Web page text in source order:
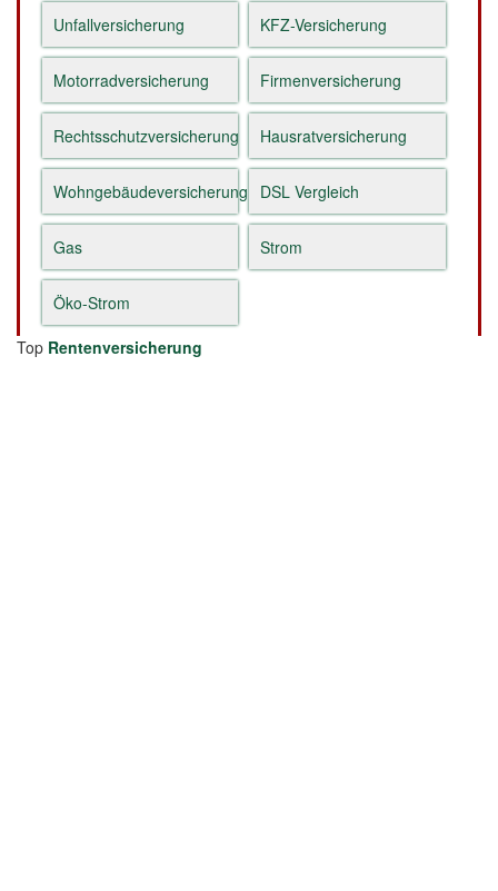
Unfallversicherung KFZ-Versicherung
Motorradversicherung Firmenversicherung
Rechtsschutzversicherung Hausratversicherung
Wohngebäudeversicherung DSL Vergleich
Gas Strom
Öko-Strom
Top Rentenversicherung